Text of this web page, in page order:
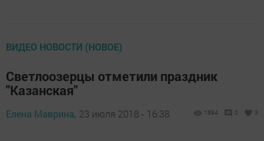
ВИДЕО НОВОСТИ (НОВОЕ)
Светлоозерцы отметили праздник
"Казанская"
Елена Маврина, 23 июля 2018 - 16:38 1894 0 3